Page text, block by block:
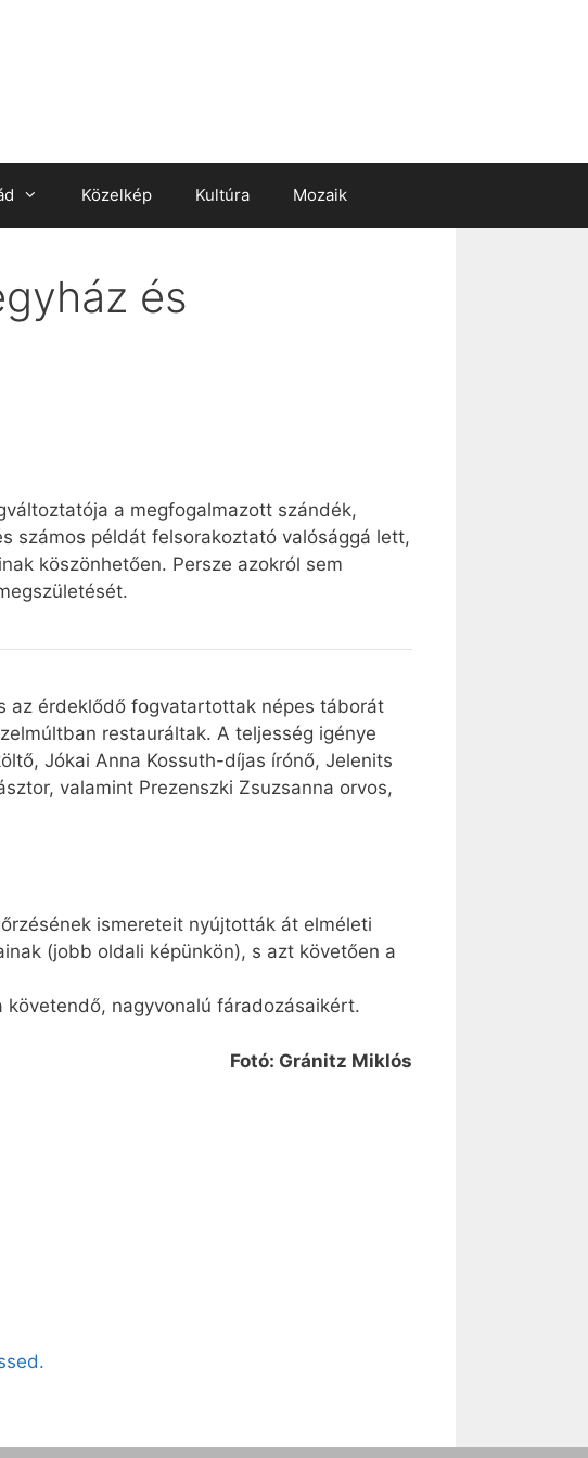
Közelkép Kultúra Mozaik
és
a megfogalmazott szándék,
számos példát felsorakoztató valósággá lett,
köszönhetően. Persze azokról sem
az érdeklődő fogvatartottak népes táborát
restauráltak. A teljesség igénye
Jókai Anna Kossuth-díjas írónő, Jelenits
valamint Prezenszki Zsuzsanna orvos,
ismereteit nyújtották át elméleti
(jobb oldali képünkön), s azt követően a
nagyvonalú fáradozásaikért.
Fotó: Gránitz Miklós